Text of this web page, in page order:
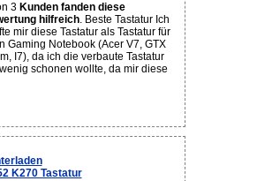
3 Kunden fanden diese
hilfreich. Beste Tastatur Ich
mir diese Tastatur als Tastatur für
Gaming Notebook (Acer V7, GTX
I7), da ich die verbaute Tastatur
schonen wollte, da mir diese
K270 Tastatur